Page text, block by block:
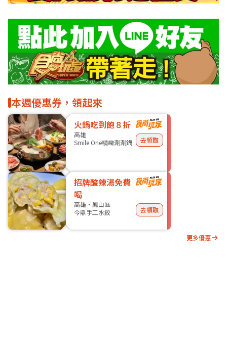
本週優惠券，領起來
火鍋吃到飽８折
高雄
Smile One精緻涮涮鍋
去領取
招牌酸辣湯免費
喝
高雄・鳳山區
今鼎手工水餃
去領取
更多優惠